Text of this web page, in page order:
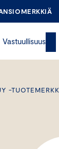
Vastuullisuus
-